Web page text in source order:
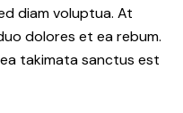
diam voluptua. At
dolores et ea rebum.
takimata sanctus est